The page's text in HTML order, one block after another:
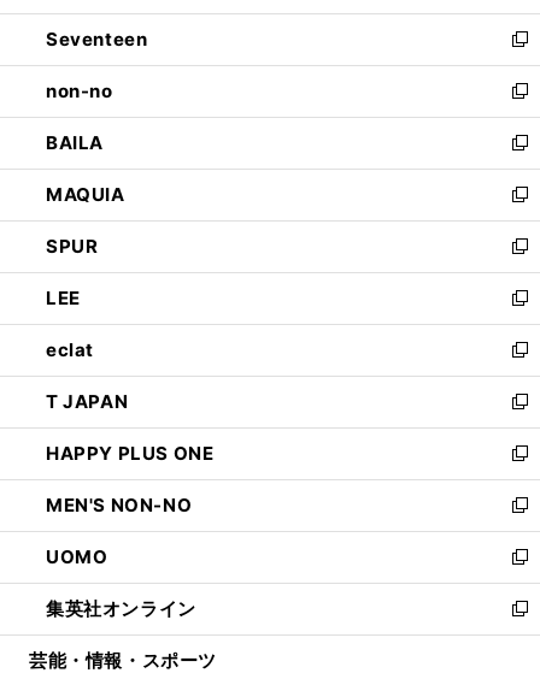
開
く
ウ
で
開
く
ン
ド
ウ
で
開
く
Seventeen
新
し
い
ウ
ィ
ン
ド
ウ
で
開
く
non-no
新
し
い
ウ
ィ
ン
ド
ウ
で
開
く
BAILA
新
し
い
ウ
ィ
ン
ド
ウ
で
開
く
MAQUIA
新
し
い
ウ
ィ
ン
ド
ウ
で
開
く
SPUR
新
し
い
ウ
ィ
ン
ド
ウ
で
開
く
LEE
新
し
い
ウ
ィ
ン
ド
ウ
で
開
く
eclat
新
し
い
ウ
ィ
ン
ド
ウ
で
開
く
T JAPAN
新
し
い
ウ
ィ
ン
ド
ウ
で
開
HAPPY PLUS ONE
新
し
い
ウ
ィ
ン
ド
ウ
MEN'S NON-NO
新
し
い
ウ
ィ
ン
UOMO
新
し
い
ウ
集英社オンライン
新
し
芸能・情報・スポーツ